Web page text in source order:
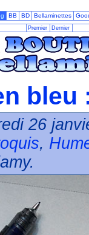
BB BD Bellaminettes
Premier Dernier
26
,